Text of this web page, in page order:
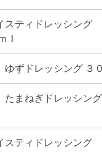
スティドレッシング
ｌ
ずドレッシング ３
まねぎドレッシン
スティドレッシング